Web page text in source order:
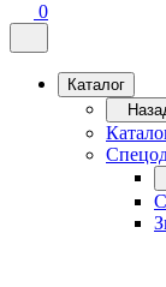
0
Каталог